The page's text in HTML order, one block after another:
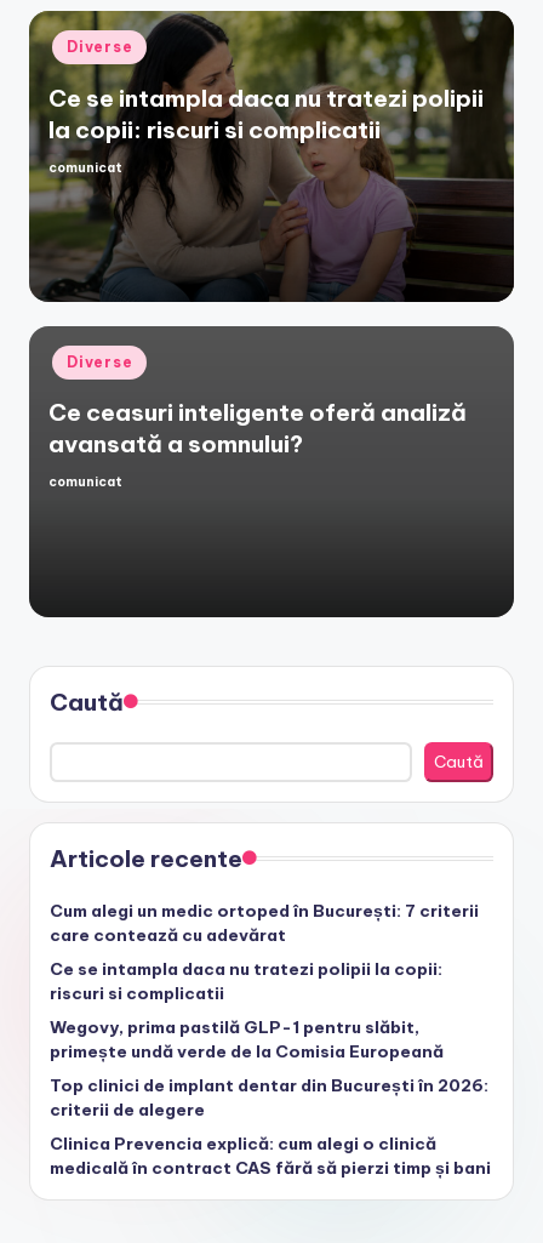
Posted
in
Diverse
Ce se intampla daca nu tratezi polipii
la copii: riscuri si complicatii
Posted
by
comunicat
Posted
in
Diverse
Ce ceasuri inteligente oferă analiză
avansată a somnului?
Posted
comunicat
Caută
Caută
Articole recente
Cum alegi un medic ortoped în București: 7 criterii
care contează cu adevărat
Ce se intampla daca nu tratezi polipii la copii:
riscuri si complicatii
Wegovy, prima pastilă GLP-1 pentru slăbit,
primește undă verde de la Comisia Europeană
Top clinici de implant dentar din București în 2026:
criterii de alegere
Clinica Prevencia explică: cum alegi o clinică
medicală în contract CAS fără să pierzi timp și bani